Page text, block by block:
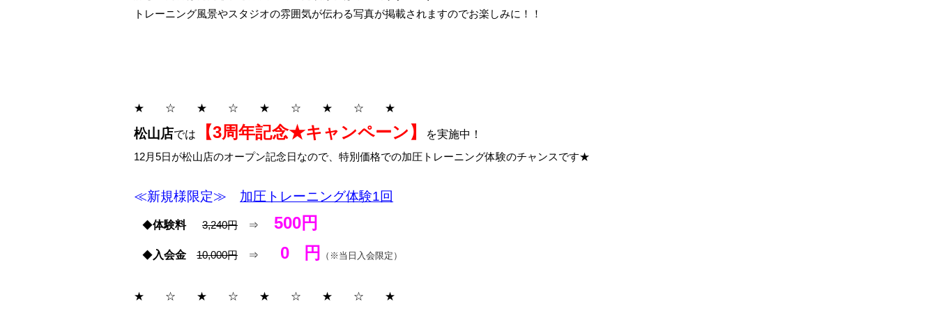
トレーニング風景やスタジオの雰囲気が伝わる写真が掲載されますのでお楽しみに！！
★ ☆ ★ ☆ ★ ☆ ★ ☆ ★
松山店では 【3周年記念★キャンペーン】
を実施中！
12月5日が松山店のオープン記念日なので、特別価格での加圧トレーニング体験のチャンスです★
≪新規様限定≫ 加圧トレーニング体験1回
◆体験料 3,240円 ⇒ 500円
◆入会金 10,000円 ⇒ 0 円 （※当日入会限定）
★ ☆ ★ ☆ ★ ☆ ★ ☆ ★